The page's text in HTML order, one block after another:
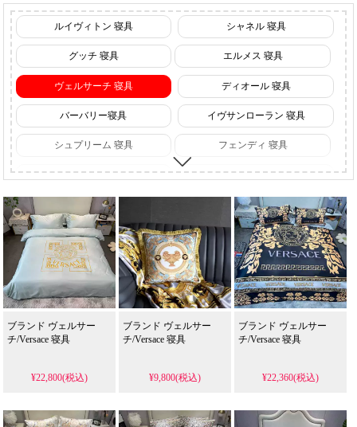
ルイヴィトン 寝具 シャネル 寝具
グッチ 寝具 エルメス 寝具
ヴェルサーチ 寝具 ディオール 寝具
バーバリー寝具 イヴサンローラン 寝具
シュプリーム 寝具 フェンディ 寝具
ジバンシィ 寝具 クロムハーツ 寝具
カウズ寝具 ナイキ 寝具
ブランド ヴェルサー
チ/Versace 寝具
¥22,800(税込)
ブランド ヴェルサー
チ/Versace 寝具
¥9,800(税込)
ブランド ヴェルサー
チ/Versace 寝具
¥22,360(税込)